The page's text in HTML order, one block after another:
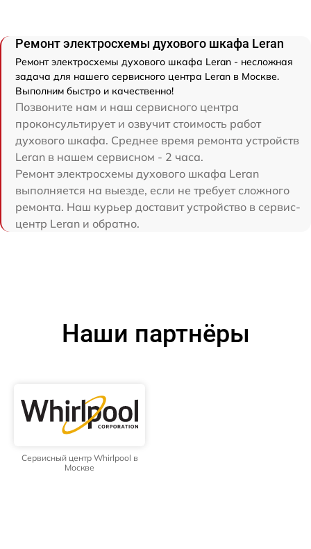
Ремонт электросхемы духового шкафа Leran
Ремонт электросхемы духового шкафа Leran - несложная
задача для нашего сервисного центра Leran в Москве.
Выполним быстро и качественно!
Позвоните нам и наш сервисного центра
проконсультирует и озвучит стоимость работ
духового шкафа. Среднее время ремонта устройств
Leran в нашем сервисном - 2 часа.
Ремонт электросхемы духового шкафа Leran
выполняется на выезде, если не требует сложного
ремонта. Наш курьер доставит устройство в сервис-
центр Leran и обратно.
Наши партнёры
Сервисный центр Whirlpool в
Москве